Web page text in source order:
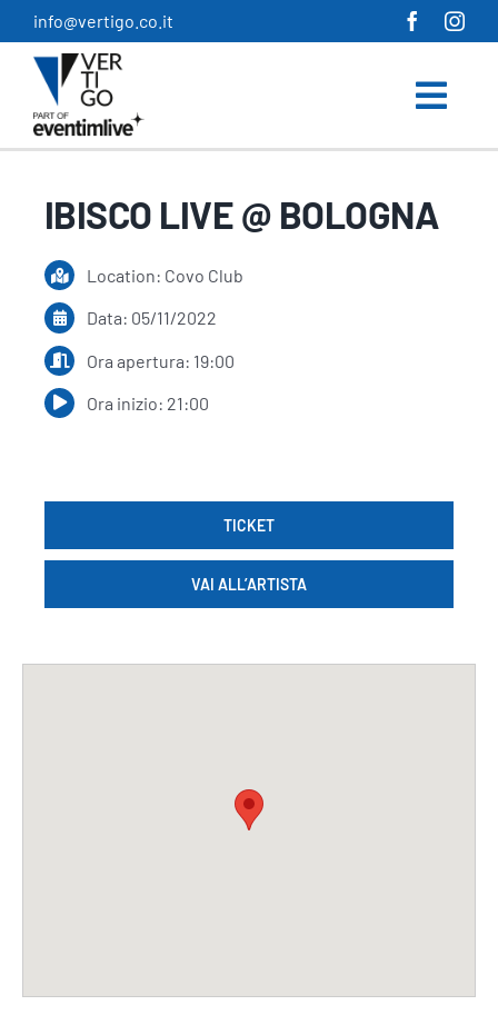
Salta
al
contenuto
info@vertigo.co.it
IBISCO LIVE @ BOLOGNA
Location: Covo Club
Data: 05/11/2022
Ora apertura: 19:00
Ora inizio: 21:00
TICKET
VAI ALL’ARTISTA